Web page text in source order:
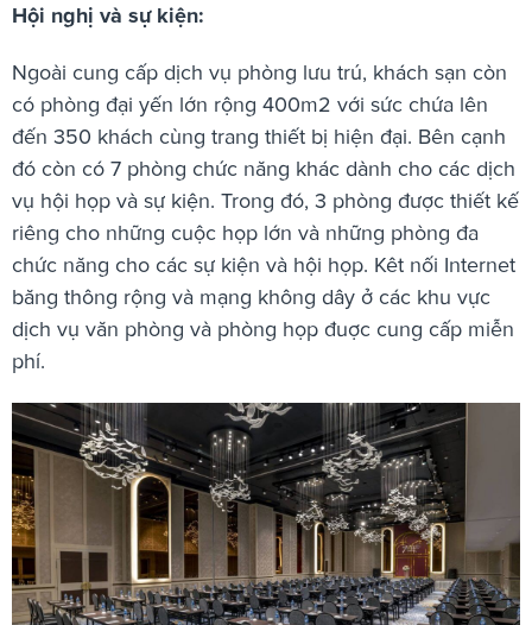
Hội nghị và sự kiện:
Ngoài cung cấp dịch vụ phòng lưu trú, khách sạn còn
có phòng đại yến lớn rộng 400m2 với sức chứa lên
đến 350 khách cùng trang thiết bị hiện đại. Bên cạnh
đó còn có 7 phòng chức năng khác dành cho các dịch
vụ hội họp và sự kiện. Trong đó, 3 phòng được thiết kế
riêng cho những cuộc họp lớn và những phòng đa
chức năng cho các sự kiện và hội họp. Kêt nối Internet
băng thông rộng và mạng không dây ở các khu vực
dịch vụ văn phòng và phòng họp đuợc cung cấp miễn
phí.